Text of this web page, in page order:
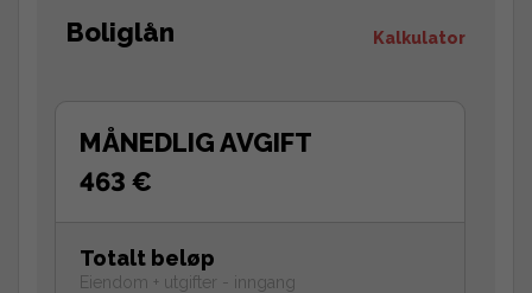
Boliglån Kalkulator
MÅNEDLIG AVGIFT
463 €
Totalt beløp
Eiendom + utgifter - inngang